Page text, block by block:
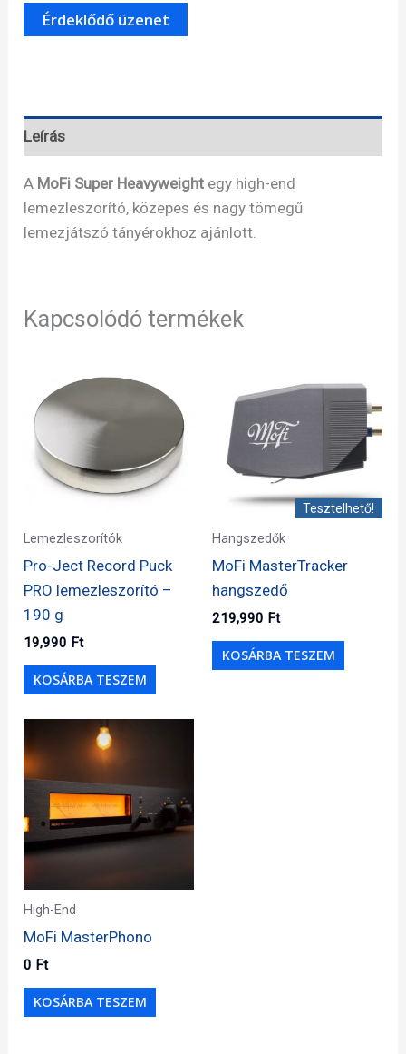
HeavyWeight
lemezleszorító
Leírás
A MoFi Super Heavyweight egy high-end
lemezleszorító, közepes és nagy tömegű
lemezjátszó tányérokhoz ajánlott.
Kapcsolódó termékek
Lemezleszorítók
Pro-Ject Record Puck
PRO lemezleszorító –
190 g
19,990 Ft
KOSÁRBA TESZEM
Tesztelhető!
Hangszedők
MoFi MasterTracker
hangszedő
219,990 Ft
KOSÁRBA TESZEM
High-End
MoFi MasterPhono
0 Ft
KOSÁRBA TESZEM